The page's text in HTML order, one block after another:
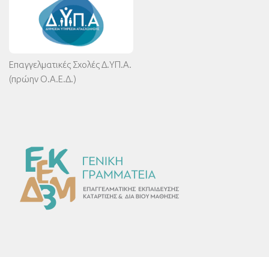
Επαγγελματικές Σχολές Δ.ΥΠ.Α.
(πρώην Ο.Α.Ε.Δ.)